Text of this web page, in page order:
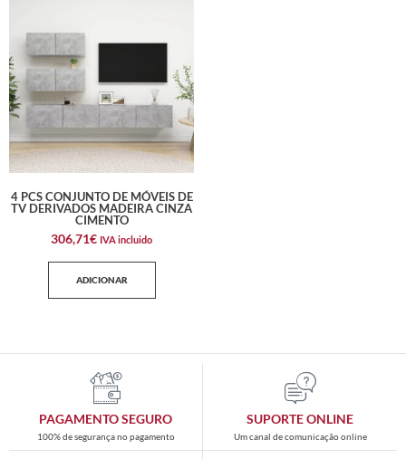
4 PCS CONJUNTO DE MÓVEIS DE
TV DERIVADOS MADEIRA CINZA
CIMENTO
306,71€ IVA incluido
ADICIONAR
PAGAMENTO SEGURO
100% de segurança no pagamento
SUPORTE ONLINE
Um canal de comunicação online